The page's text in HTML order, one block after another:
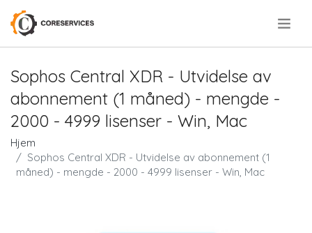
Sophos Central XDR - Utvidelse av
abonnement (1 måned) - mengde -
2000 - 4999 lisenser - Win, Mac
Hjem
Sophos Central XDR - Utvidelse av abonnement (1
måned) - mengde - 2000 - 4999 lisenser - Win, Mac